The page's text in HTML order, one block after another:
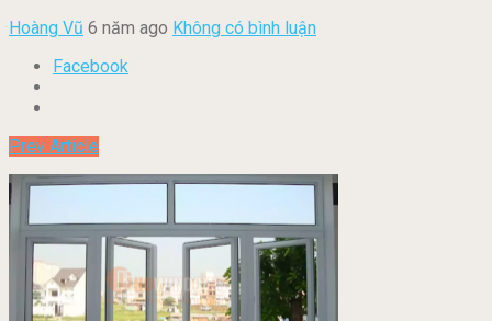
Hoàng Vũ 6 năm ago Không có bình luận
Facebook
Prev Article